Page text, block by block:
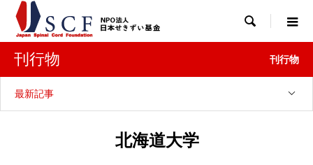

刊行物 刊行物
最新記事
北海道大学